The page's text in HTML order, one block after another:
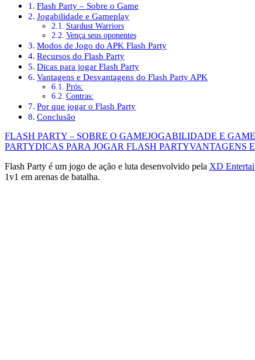
Flash Party – Sobre o Game
Jogabilidade e Gameplay
Stardust Warriors
Vença seus oponentes
Modos de Jogo do APK Flash Party
Recursos do Flash Party
Dicas para jogar Flash Party
Vantagens e Desvantagens do Flash Party APK
Prós:
Contras:
Por que jogar o Flash Party
Conclusão
FLASH PARTY – SOBRE O GAMEJOGABILIDADE E
PARTYDICAS PARA JOGAR FLASH PARTYVANTAGENS
Flash Party é um jogo de ação e luta desenvolvido pela XD
1v1 em arenas de batalha.